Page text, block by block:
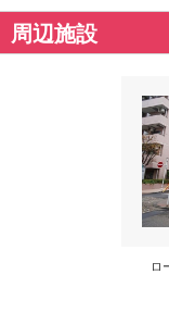
周辺施設
ロ